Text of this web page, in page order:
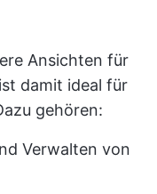
Ansichten für
damit ideal für
gehören:
Verwalten von